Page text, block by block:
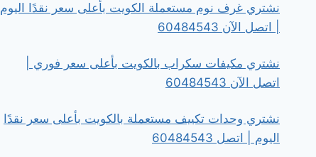
نشتري غرف نوم مستعملة الكويت بأعلى سعر نقدًا اليوم
| اتصل الآن 60484543
نشتري مكيفات سكراب بالكويت بأعلى سعر فوري |
اتصل الآن 60484543
نشتري وحدات تكييف مستعملة بالكويت بأعلى سعر نقدًا
اليوم | اتصل 60484543